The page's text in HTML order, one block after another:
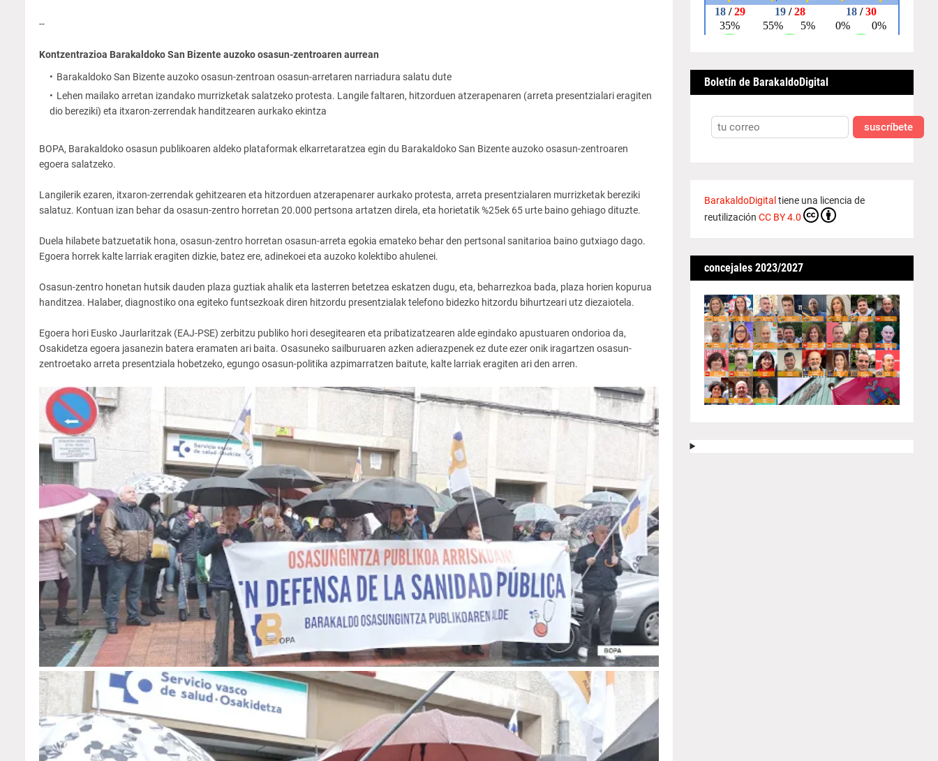
--
Kontzentrazioa Barakaldoko San Bizente auzoko osasun-zentroaren aurrean
Barakaldoko San Bizente auzoko osasun-zentroan osasun-arretaren narriadura salatu dute
Lehen mailako arretan izandako murrizketak salatzeko protesta. Langile faltaren, hitzorduen atzerapenaren (arreta presentzialari eragiten
dio bereziki) eta itxaron-zerrendak handitzearen aurkako ekintza
BOPA, Barakaldoko osasun publikoaren aldeko plataformak elkarretaratzea egin du Barakaldoko San Bizente auzoko osasun-zentroaren
egoera salatzeko.
Langilerik ezaren, itxaron-zerrendak gehitzearen eta hitzorduen atzerapenarer aurkako protesta, arreta presentzialaren murrizketak bereziki
salatuz. Kontuan izan behar da osasun-zentro horretan 20.000 pertsona artatzen direla, eta horietatik %25ek 65 urte baino gehiago dituzte.
Duela hilabete batzuetatik hona, osasun-zentro horretan osasun-arreta egokia emateko behar den pertsonal sanitarioa baino gutxiago dago.
Egoera horrek kalte larriak eragiten dizkie, batez ere, adinekoei eta auzoko kolektibo ahulenei.
Osasun-zentro honetan hutsik dauden plaza guztiak ahalik eta lasterren betetzea eskatzen dugu, eta, beharrezkoa bada, plaza horien kopurua
handitzea. Halaber, diagnostiko ona egiteko funtsezkoak diren hitzordu presentzialak telefono bidezko hitzordu bihurtzeari utz diezaiotela.
Egoera hori Eusko Jaurlaritzak (EAJ-PSE) zerbitzu publiko hori desegitearen eta pribatizatzearen alde egindako apustuaren ondorioa da,
Osakidetza egoera jasanezin batera eramaten ari baita. Osasuneko sailburuaren azken adierazpenek ez dute ezer onik iragartzen osasun-
zentroetako arreta presentziala hobetzeko, egungo osasun-politika azpimarratzen baitute, kalte larriak eragiten ari den arren.
Boletín de BarakaldoDigital
suscríbete
BarakaldoDigital tiene una licencia de
reutilización CC BY 4.0
concejales 2023/2027